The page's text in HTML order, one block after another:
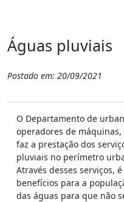
Águas pluviais
Postado em: 20/09/2021
O Departamento de
operadores de
faz a prestação dos
pluviais no perímetro
Através desses serviços,
benefícios para a
das águas para que não